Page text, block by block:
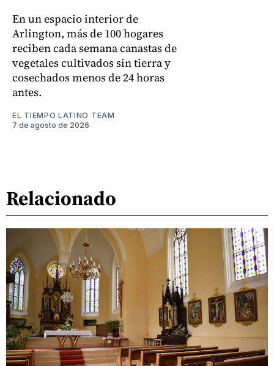
En un espacio interior de
Arlington, más de 100 hogares
reciben cada semana canastas de
vegetales cultivados sin tierra y
cosechados menos de 24 horas
antes.
EL TIEMPO LATINO TEAM
7 de agosto de 2026
Relacionado